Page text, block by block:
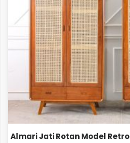
Almari Jati Rotan Model Retro